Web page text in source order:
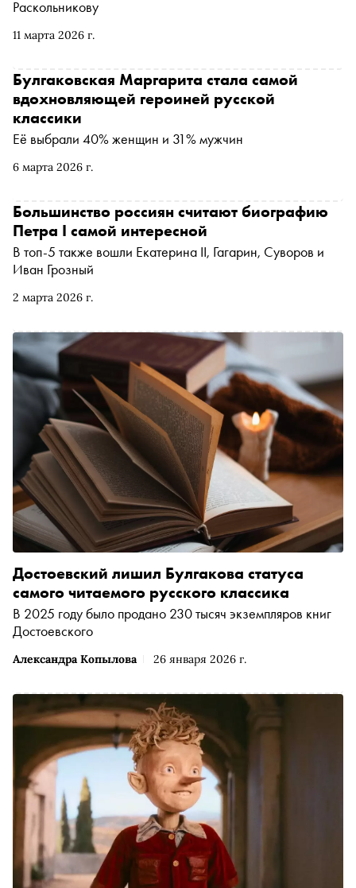
11 марта 2026 г.
Раскольникову
6 марта 2026 г.
Булгаковская Маргарита стала самой
вдохновляющей героиней русской
классики
Её выбрали 40% женщин и 31% мужчин
2 марта 2026 г.
Большинство россиян считают биографию
Петра I самой интересной
В топ‑5 также вошли Екатерина II, Гагарин, Суворов и
Иван Грозный
Александра Копылова 26 января 2026 г.
Достоевский лишил Булгакова статуса
самого читаемого русского классика
В 2025 году было продано 230 тысяч экземпляров книг
Достоевского